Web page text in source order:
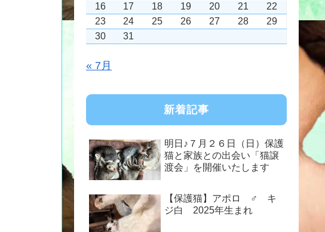
16
17 18 19 20 21
22
23
24 25 26 27 28
29
30
31
« 7月
新着記事
明日♪７月２６日（日）保護
猫と家族との出会い「猫譲
渡会」を開催いたします
【保護猫】アポロ ♂ キ
ジ白 2025年生まれ